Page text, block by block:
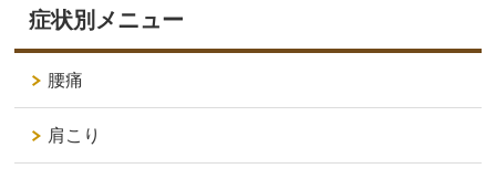
症状別メニュー
腰痛
肩こり